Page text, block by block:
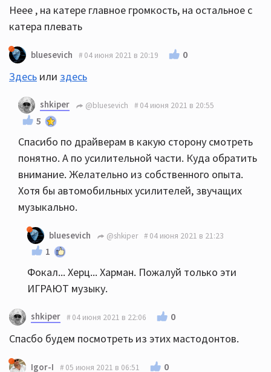
Неее , на катере главное громкость, на остальное с
катера плевать
bluesevich 04 июня 2021 в 20:19 0
Здесь или здесь
shkiper @bluesevich 04 июня 2021 в 20:55
5
Спасибо по драйверам в какую сторону смотреть
понятно. А по усилительной части. Куда обратить
внимание. Желательно из собственного опыта.
Хотя бы автомобильных усилителей, звучащих
музыкально.
bluesevich @shkiper 04 июня 2021 в 21:23
1
Фокал... Херц... Харман. Пожалуй только эти
ИГРАЮТ музыку.
shkiper 04 июня 2021 в 22:06 0
Спасбо будем посмотреть из этих мастодонтов.
Igor-I 05 июня 2021 в 06:51 0